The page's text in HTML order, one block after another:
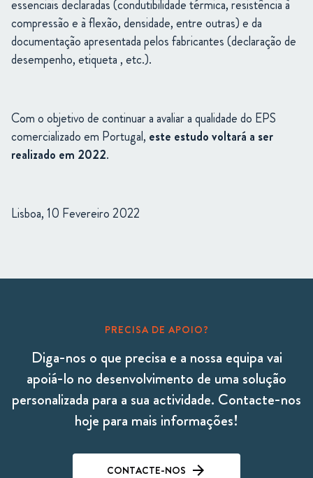
essenciais declaradas (condutibilidade térmica, resistência à
compressão e à flexão, densidade, entre outras) e da
documentação apresentada pelos fabricantes (declaração de
desempenho, etiqueta , etc.).
Com o objetivo de continuar a avaliar a qualidade do EPS
comercializado em Portugal, este estudo voltará a ser
realizado em 2022.
Lisboa, 10 Fevereiro 2022
PRECISA DE APOIO?
Diga-nos o que precisa e a nossa equipa vai
apoiá-lo no desenvolvimento de uma solução
personalizada para a sua actividade. Contacte-nos
hoje para mais informações!
CONTACTE-NOS